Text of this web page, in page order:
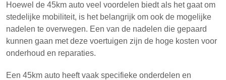
Hoewel de 45km auto veel voordelen biedt als het gaat om
stedelijke mobiliteit, is het belangrijk om ook de mogelijke
nadelen te overwegen. Een van de nadelen die gepaard
kunnen gaan met deze voertuigen zijn de hoge kosten voor
onderhoud en reparaties.
Een 45km auto heeft vaak specifieke onderdelen en